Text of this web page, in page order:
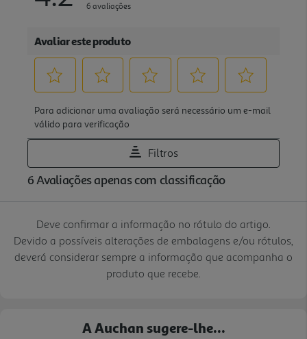
Deve confirmar a informação no rótulo do artigo.
Devido a possíveis alterações de embalagens e/ou rótulos,
deverá considerar sempre a informação que acompanha o
produto que recebe.
A Auchan sugere-lhe...